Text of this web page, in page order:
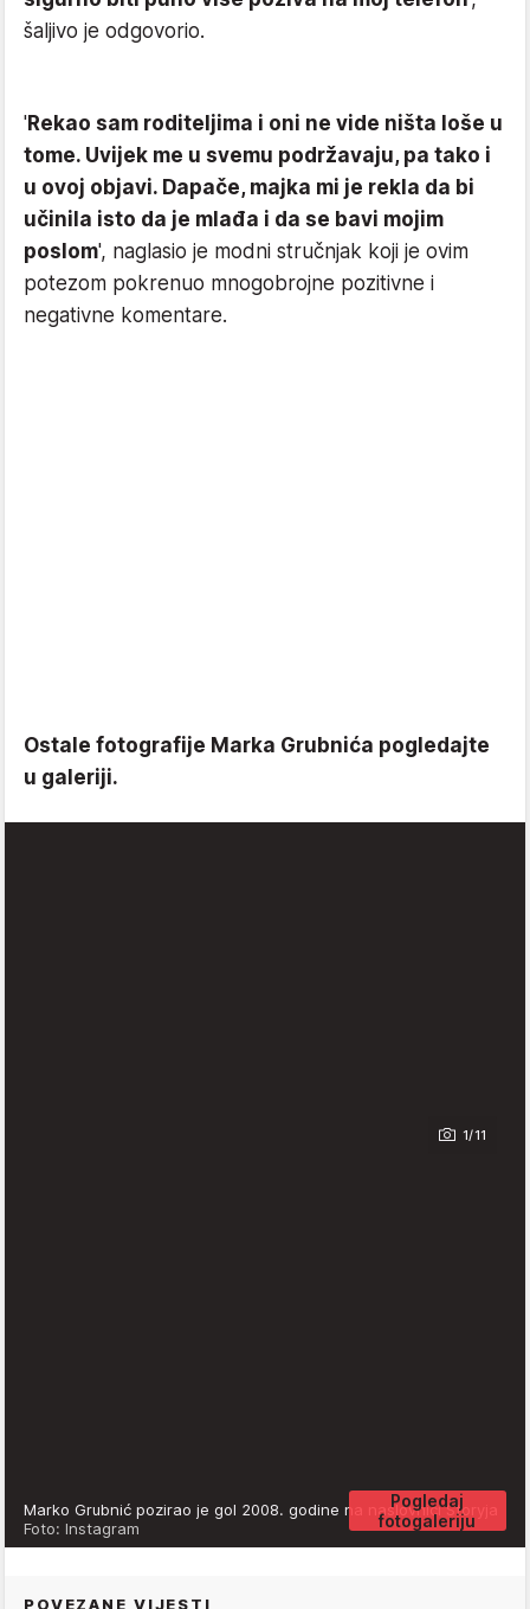
šaljivo je odgovorio.
'Rekao sam roditeljima i oni ne vide ništa loše u
tome. Uvijek me u svemu podržavaju, pa tako i
u ovoj objavi. Dapače, majka mi je rekla da bi
učinila isto da je mlađa i da se bavi mojim
poslom', naglasio je modni stručnjak koji je ovim
potezom pokrenuo mnogobrojne pozitivne i
negativne komentare.
Ostale fotografije Marka Grubnića pogledajte
u galeriji.
1/11
Pogledaj
fotogaleriju
Marko Grubnić pozirao je gol 2008. godine na naslovnici Storyja
Foto: Instagram
POVEZANE VIJESTI